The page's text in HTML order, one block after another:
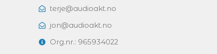
terje@audioakt.no
jon@audioakt.no
Org.nr.: 965934022